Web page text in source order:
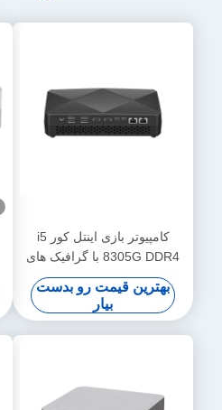
کامپیوتر بازی اینتل کور i5
8305G DDR4 با گرافیک های
جداگانه 4G
بهترین قیمت رو بدست
بیار